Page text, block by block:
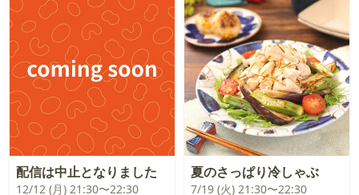
配信は中止となりました
12/12 (月) 21:30〜22:30
夏のさっぱり冷しゃぶ
7/19 (火) 21:30〜22:30